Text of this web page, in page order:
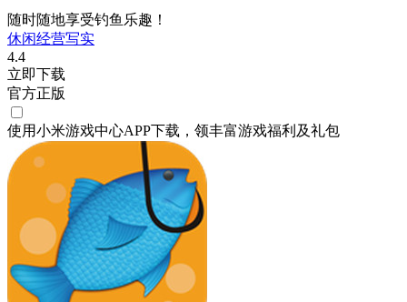
随时随地享受钓鱼乐趣！
休闲经营写实
4.4
立即下载
官方正版
使用小米游戏中心APP下载 ，领丰富游戏福利 及礼包